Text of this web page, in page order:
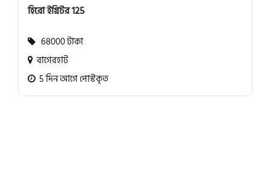
হিরো ইগ্নিটর 125
68000 টাকা
বাগেরহাট
5 দিন আগে পোস্টকৃত